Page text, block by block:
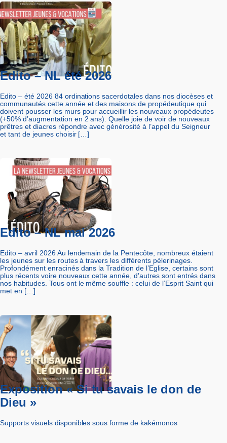
Edito – NL été 2026
Edito – été 2026 84 ordinations sacerdotales dans nos diocèses et
communautés cette année et des maisons de propédeutique qui
doivent pousser les murs pour accueillir les nouveaux propédeutes
(+50% d’augmentation en 2 ans). Quelle joie de voir de nouveaux
prêtres et diacres répondre avec générosité à l’appel du Seigneur
et tant de jeunes choisir […]
Edito – NL mai 2026
Edito – avril 2026 Au lendemain de la Pentecôte, nombreux étaient
les jeunes sur les routes à travers les différents pèlerinages.
Profondément enracinés dans la Tradition de l’Eglise, certains sont
plus récents voire nouveaux cette année, d’autres sont entrés dans
nos habitudes. Tous ont le même souffle : celui de l’Esprit Saint qui
met en […]
Exposition « Si tu savais le don de
Dieu »
Supports visuels disponibles sous forme de kakémonos